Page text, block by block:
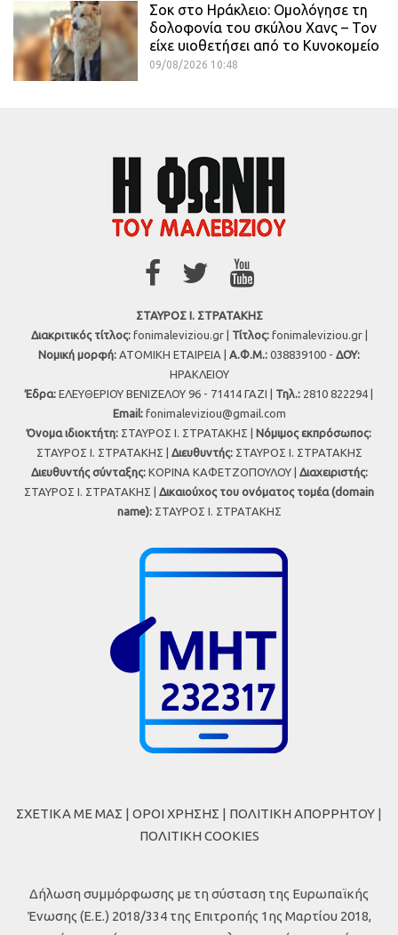
Σοκ στο Ηράκλειο: Ομολόγησε τη
δολοφονία του σκύλου Χανς – Τον
είχε υιοθετήσει από το Κυνοκομείο
09/08/2026 10:48
ΣΤΑΥΡΟΣ Ι. ΣΤΡΑΤΑΚΗΣ
Διακριτικός τίτλος:fonimaleviziou.gr | Τίτλος:fonimaleviziou.gr |
Νομική μορφή: ΑΤΟΜΙΚΗ ΕΤΑΙΡΕΙΑ | Α.Φ.Μ.: 038839100 - ΔΟΥ:
ΗΡΑΚΛΕΙΟΥ
Έδρα: ΕΛΕΥΘΕΡΙΟΥ ΒΕΝΙΖΕΛΟΥ 96 - 71414 ΓΑΖΙ | Τηλ.: 2810 822294 |
Εmail: fonimaleviziou@gmail.com
Όνομα ιδιοκτήτη: ΣΤΑΥΡΟΣ Ι. ΣΤΡΑΤΑΚΗΣ | Νόμιμος εκπρόσωπος:
ΣΤΑΥΡΟΣ Ι. ΣΤΡΑΤΑΚΗΣ | Διευθυντής:ΣΤΑΥΡΟΣ Ι. ΣΤΡΑΤΑΚΗΣ
Διευθυντής σύνταξης:ΚΟΡΙΝΑ ΚΑΦΕΤΖΟΠΟΥΛΟΥ | Διαχειριστής:
ΣΤΑΥΡΟΣ Ι. ΣΤΡΑΤΑΚΗΣ | Δικαιούχος του ονόματος τομέα (domain
name):ΣΤΑΥΡΟΣ Ι. ΣΤΡΑΤΑΚΗΣ
ΣΧΕΤΙΚΑ ΜΕ ΜΑΣ | ΟΡΟΙ ΧΡΗΣΗΣ | ΠΟΛΙΤΙΚΗ ΑΠΟΡΡΗΤΟΥ |
ΠΟΛΙΤΙΚΗ COOKIES
Δήλωση συμμόρφωσης με τη σύσταση της Ευρωπαϊκής
Ένωσης (Ε.Ε.) 2018/334 της Επιτροπής 1ης Μαρτίου 2018,